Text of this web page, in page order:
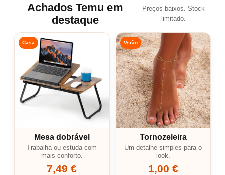
Achados Temu em
destaque
Preços baixos. Stock
limitado.
Casa
Mesa dobrável
Trabalha ou estuda com
mais conforto.
7,49 €
Verão
Tornozeleira
Um detalhe simples para o
look.
1,00 €